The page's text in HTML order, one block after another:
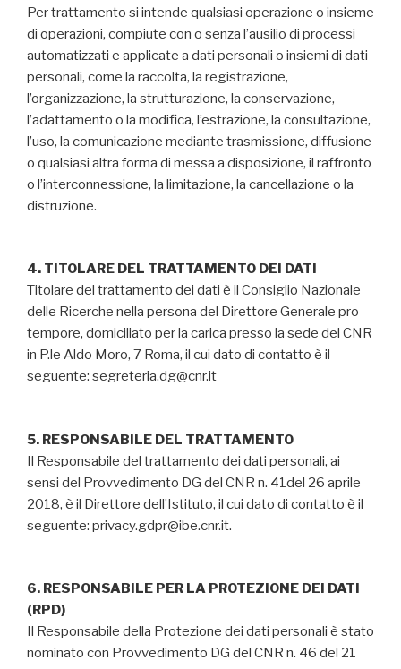
Per trattamento si intende qualsiasi operazione o insieme
di operazioni, compiute con o senza l’ausilio di processi
automatizzati e applicate a dati personali o insiemi di dati
personali, come la raccolta, la registrazione,
l’organizzazione, la strutturazione, la conservazione,
l’adattamento o la modifica, l’estrazione, la consultazione,
l’uso, la comunicazione mediante trasmissione, diffusione
o qualsiasi altra forma di messa a disposizione, il raffronto
o l’interconnessione, la limitazione, la cancellazione o la
distruzione.
4. TITOLARE DEL TRATTAMENTO DEI DATI
Titolare del trattamento dei dati è il Consiglio Nazionale
delle Ricerche nella persona del Direttore Generale pro
tempore, domiciliato per la carica presso la sede del CNR
in P.le Aldo Moro, 7 Roma, il cui dato di contatto è il
seguente: segreteria.dg@cnr.it
5. RESPONSABILE DEL TRATTAMENTO
Il Responsabile del trattamento dei dati personali, ai
sensi del Provvedimento DG del CNR n. 41del 26 aprile
2018, è il Direttore dell’Istituto, il cui dato di contatto è il
seguente: privacy.gdpr@ibe.cnr.it.
6. RESPONSABILE PER LA PROTEZIONE DEI DATI
(RPD)
Il Responsabile della Protezione dei dati personali è stato
nominato con Provvedimento DG del CNR n. 46 del 21